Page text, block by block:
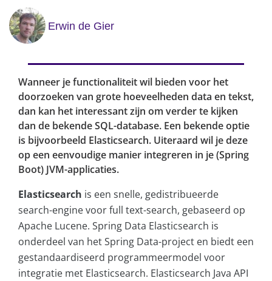
Erwin de Gier
Wanneer je functionaliteit wil bieden voor het
doorzoeken van grote hoeveelheden data en tekst,
dan kan het interessant zijn om verder te kijken
dan de bekende SQL-database. Een bekende optie
is bijvoorbeeld Elasticsearch. Uiteraard wil je deze
op een eenvoudige manier integreren in je (Spring
Boot) JVM-applicaties.
Elasticsearch is een snelle, gedistribueerde
search-engine voor full text-search, gebaseerd op
Apache Lucene. Spring Data Elasticsearch is
onderdeel van het Spring Data-project en biedt een
gestandaardiseerd programmeermodel voor
integratie met Elasticsearch. Elasticsearch Java API